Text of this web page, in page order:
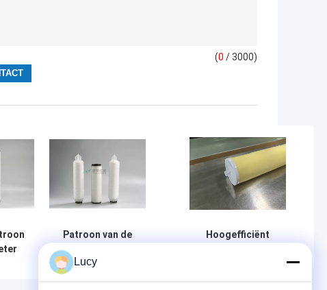
(0 / 3000)
Patroon van de
elektronicapp
Geplooide Filter
Hoogefficiënt
Lucy